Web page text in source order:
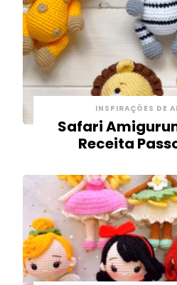
INSPIRAÇÕES DE
Safari
Receita